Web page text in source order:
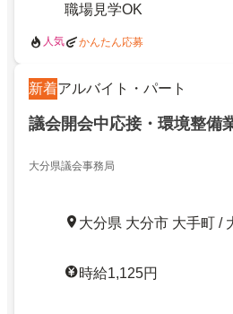
職場見学OK
人気 かんたん応募
新着アルバイト・パート
議会開会中応接・環境整備
大分県議会事務局
大分県 大分市 大手町 /
時給1,125円